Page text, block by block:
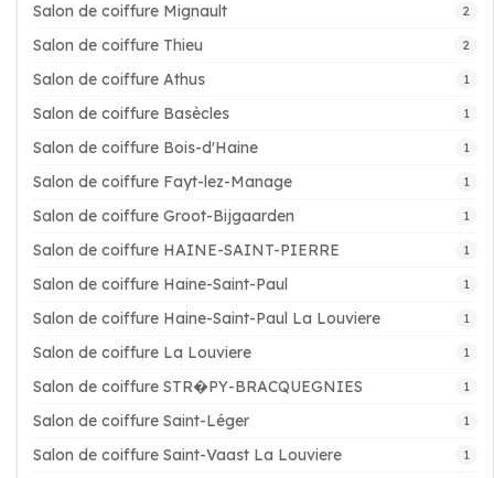
Salon de coiffure Mignault 2
Salon de coiffure Thieu 2
Salon de coiffure Athus 1
Salon de coiffure Basècles 1
Salon de coiffure Bois-d'Haine 1
Salon de coiffure Fayt-lez-Manage 1
Salon de coiffure Groot-Bijgaarden 1
Salon de coiffure HAINE-SAINT-PIERRE 1
Salon de coiffure Haine-Saint-Paul 1
Salon de coiffure Haine-Saint-Paul La Louviere 1
Salon de coiffure La Louviere 1
Salon de coiffure STR�PY-BRACQUEGNIES 1
Salon de coiffure Saint-Léger 1
Salon de coiffure Saint-Vaast La Louviere 1